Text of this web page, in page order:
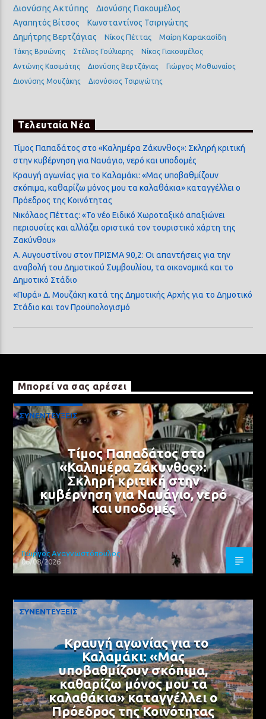
Διονύσης Ακτύπης
Διονύσης Γιακουμέλος
Αγαπητός Βίτσος
Κωνσταντίνος Τσιριγώτης
Δημήτρης Βερτζάγιας
Νίκος Πέττας Μαίρη Καρακασίδη
Τάκης Βρυώνης Στέλιος Γούλιαρης
Νίκος Γιακουμέλος
Αντώνης Κασιμάτης
Διονύσης Βερτζάγιας
Γιώργος Μοθωναίος
Διονύσης Μουζάκης
Διονύσιος Τσιριγώτης
Τελευταία Νέα
Τίμος Παπαδάτος στο «Καλημέρα Ζάκυνθος»: Σκληρή κριτική
στην κυβέρνηση για Ναυάγιο, νερό και υποδομές
Κραυγή αγωνίας για το Καλαμάκι: «Μας υποβαθμίζουν
σκόπιμα, καθαρίζω μόνος μου τα καλαθάκια» καταγγέλλει ο
Πρόεδρος της Κοινότητας
Νικόλαος Πέττας: «Το νέο Ειδικό Χωροταξικό απαξιώνει
περιουσίες και αλλάζει οριστικά τον τουριστικό χάρτη της
Ζακύνθου»
Α. Αυγουστίνου στον ΠΡΙΣΜΑ 90,2: Οι απαντήσεις για την
αναβολή του Δημοτικού Συμβουλίου, τα οικονομικά και το
Δημοτικό Στάδιο
«Πυρά» Δ. Μουζάκη κατά της Δημοτικής Αρχής για το Δημοτικό
Στάδιο και τον Προϋπολογισμό
Μπορεί να σας αρέσει
ΣΥΝΕΝΤΕΥΞΕΙΣ
Τίμος Παπαδάτος στο
«Καλημέρα Ζάκυνθος»:
Σκληρή κριτική στην
κυβέρνηση για Ναυάγιο, νερό
και υποδομές
Γιώργος Αναγνωστόπουλος
06/08/2026
ΣΥΝΕΝΤΕΥΞΕΙΣ
Κραυγή αγωνίας για το
Καλαμάκι: «Μας
υποβαθμίζουν σκόπιμα,
καθαρίζω μόνος μου τα
καλαθάκια» καταγγέλλει ο
Πρόεδρος της Κοινότητας